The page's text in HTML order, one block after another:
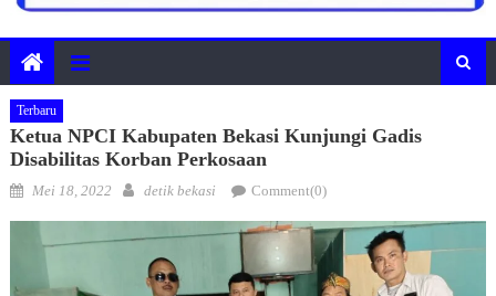
Terbaru
Ketua NPCI Kabupaten Bekasi Kunjungi Gadis
Disabilitas Korban Perkosaan
Posted
Mei 18, 2022 Author
detik bekasi Comment(0)